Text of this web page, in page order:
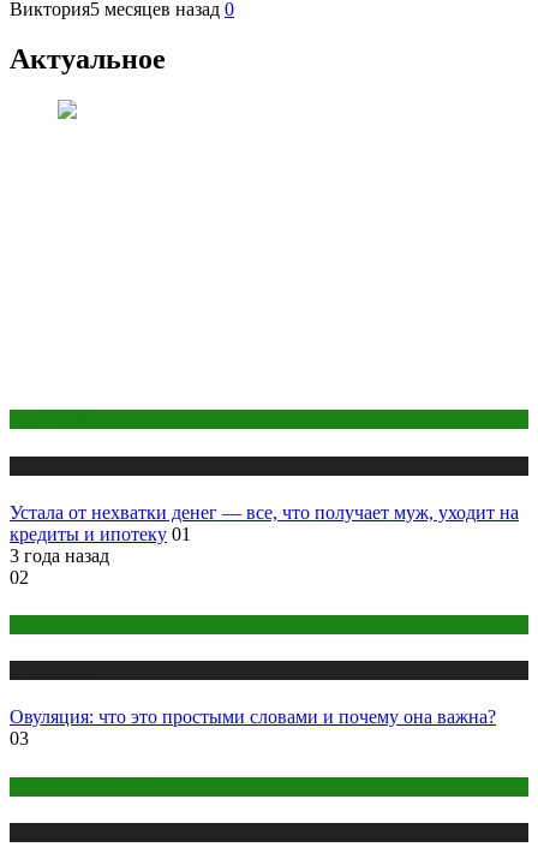
Виктория5 месяцев назад 0
Актуальное
Устала от нехватки денег — все, что получает муж, уходит на
кредиты и ипотеку 01
3 года назад
02
Овуляция: что это простыми словами и почему она важна?
03